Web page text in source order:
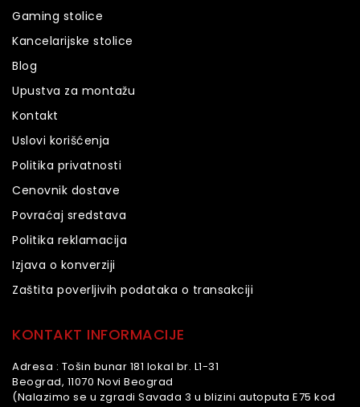
Gaming stolice
Kancelarijske stolice
Blog
Upustva za montažu
Kontakt
Uslovi korišćenja
Politika privatnosti
Cenovnik dostave
Povraćaj sredstava
Politika reklamacija
Izjava o konverziji
Zaštita poverljivih podataka o transakciji
KONTAKT INFORMACIJE
Adresa : Tošin bunar 181 lokal br. L1-31
Beograd, 11070 Novi Beograd
(Nalazimo se u zgradi Savada 3 u blizini autoputa E75 kod